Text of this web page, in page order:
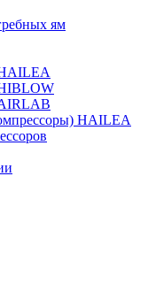
ям
HAILEA